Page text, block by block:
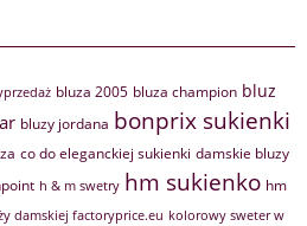
bluza 2005 bluza champion bluz
bluzy jordana bonprix sukienki
co do eleganckiej sukienki damskie bluzy
h & m swetry hm sukienko hm
damskiej factoryprice.eu kolorowy sweter w